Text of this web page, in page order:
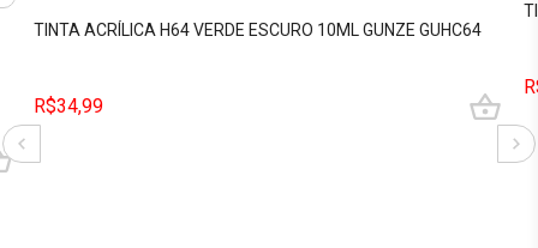
TINTA ACRÍLICA H64 VERDE ESCURO 10ML GUNZE GUHC64
R$34,99